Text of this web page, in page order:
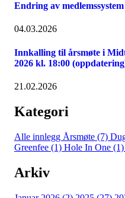
Endring av
04.03.2026
Innkalling til årsmøte i
2026 kl. 18:00
21.02.2026
Kategori
Alle innlegg Årsmøte (7)
Greenfee (1) Hole In One (1)
Arkiv